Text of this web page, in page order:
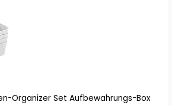
Organizer Set Aufbewahrungs-Box